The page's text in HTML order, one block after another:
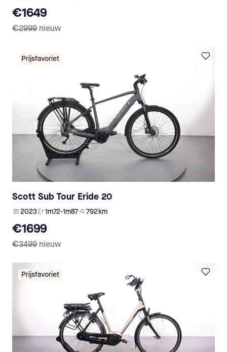
€1649
€2999 nieuw
Prijsfavoriet
Scott Sub Tour Eride 20
2023 1m72-1m87 792 km
€1699
€3499 nieuw
Prijsfavoriet